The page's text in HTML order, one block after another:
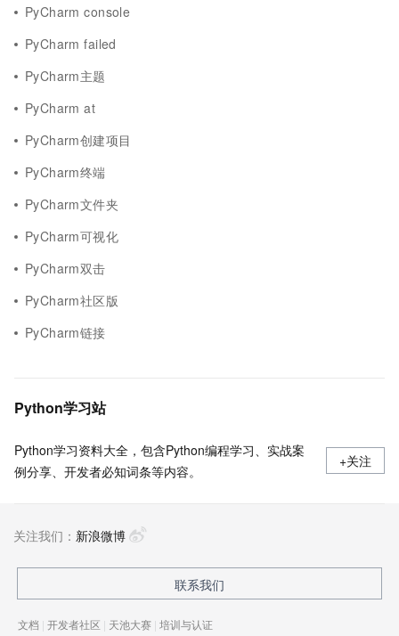
PyCharm console
PyCharm failed
PyCharm主题
PyCharm at
PyCharm创建项目
PyCharm终端
PyCharm文件夹
PyCharm可视化
PyCharm双击
PyCharm社区版
PyCharm链接
Python学习站
Python学习资料大全，包含Python编程学习、实战案
例分享、开发者必知词条等内容。
+关注
关注我们： 新浪微博
联系我们
文档 | 开发者社区 | 天池大赛 | 培训与认证